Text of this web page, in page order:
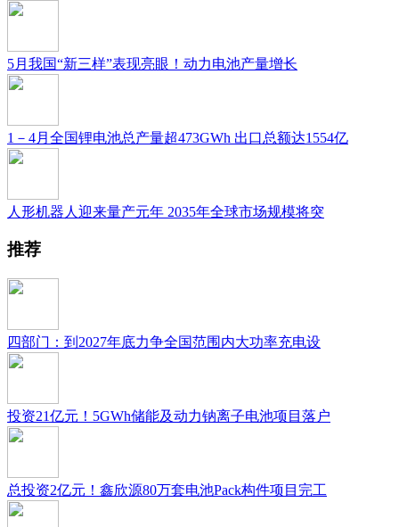
5月我国“新三样”表现亮眼！动力电池产量增长
1－4月全国锂电池总产量超473GWh 出口总额达1554亿
人形机器人迎来量产元年 2035年全球市场规模将突
推荐
四部门：到2027年底力争全国范围内大功率充电设
投资21亿元！5GWh储能及动力钠离子电池项目落户
总投资2亿元！鑫欣源80万套电池Pack构件项目完工